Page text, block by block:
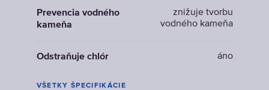
Prevencia vodného
kameňa
znižuje tvorbu
vodného kameňa
Odstraňuje chlór áno
VŠETKY ŠPECIFIKÁCIE